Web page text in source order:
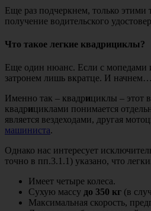
Еще раз подчеркнем, только этими
получение водительского
Что такое легкие квадрициклы?
Еще один нюанс. Если с мопедами
затронем лишь вкратце. И начнем…
Именно так – квадрициклы – этот
квадрициклами понимается
является вездеходами, другая
машиниста.
Однако нас интересует
точно в пп.3.1.1) указано, что
Имеет четыре колеса.
Сухую массу до 350 кг (в
Максимальная скорость,